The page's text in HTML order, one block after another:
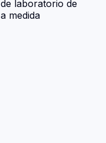
laboratorio de
medida